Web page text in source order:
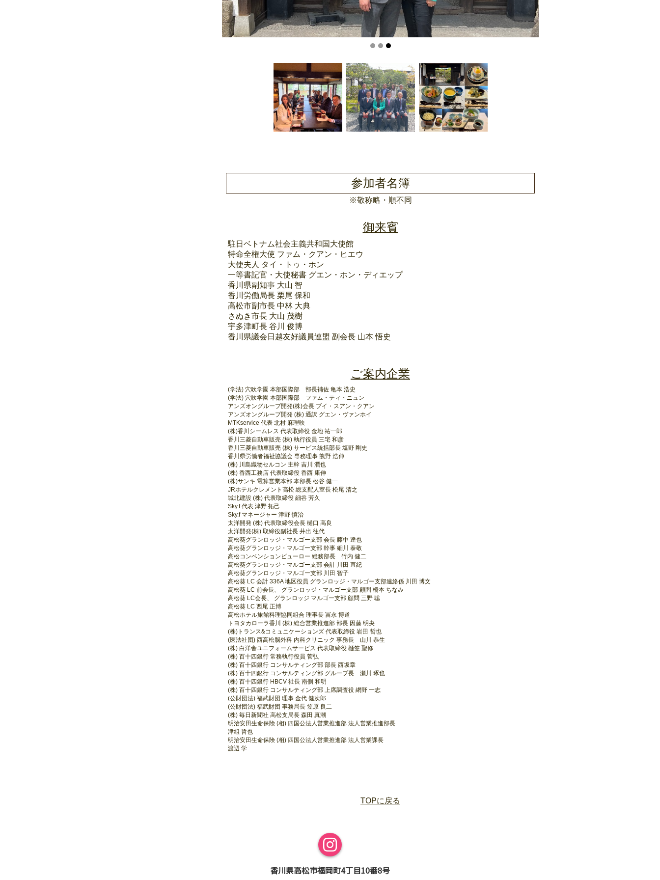
参加者名簿
※敬称略・順不同
御来賓
駐日ベトナム社会主義共和国大使館
特命全権大使 ファム・クアン・ヒエウ
大使夫人 タイ・トゥ・ホン
一等書記官・大使秘書 グエン・ホン・ディエップ
香川県副知事 大山 智
香川労働局長 栗尾 保和
高松市副市長 中林 大典
さぬき市長 大山 茂樹
宇多津町長 谷川 俊博
香川県議会日越友好議員連盟 副会長 山本 悟史
ご案内企業
(学法) 穴吹学園 本部国際部 部長補佐 亀本 浩史
(学法) 穴吹学園 本部国際部 ファム・ティ・ニュン
アンズオングループ開発(株)会長 ブイ・スアン・クアン
アンズオングループ開発 (株) 通訳 グエン・ヴァンホイ
MTKservice 代表 北村 麻理映
(株)香川シームレス 代表取締役 金地 祐一郎
香川三菱自動車販売 (株) 執行役員 三宅 和彦
香川三菱自動車販売 (株) サービス統括部長 塩野 剛史
香川県労働者福祉協議会 専務理事 熊野 浩伸
(株) 川島織物セルコン 主幹 吉川 潤也
(株) 香西工務店 代表取締役 香西 康伸
(株)サンキ 電算営業本部 本部長 松谷 健一
JRホテルクレメント高松 総支配人室長 松尾 清之
城北建設 (株) 代表取締役 細谷 芳久
Sky.f 代表 津野 拓己
Sky.f マネージャー 津野 慎治
太洋開発 (株) 代表取締役会長 樋口 高良
太洋開発(株) 取締役副社長 井出 往代
高松葵グランロッジ・マルゴー支部 会長 藤中 達也
高松葵グランロッジ・マルゴー支部 幹事 細川 泰敬
高松コンベンションビューロー 総務部長 竹内 健二
高松葵グランロッジ・マルゴー支部 会計 川田 直紀
高松葵グランロッジ・マルゴー支部 川田 智子
高松葵 LC 会計 336A 地区役員 グランロッジ・マルゴー支部連絡係 川田 博文
高松葵 LC 前会長、 グランロッジ・マルゴー支部 顧問 橋本 ちなみ
高松葵 LC会長、 グランロッジ マルゴー支部 顧問 三野 聡
高松葵 LC 西尾 正博
高松ホテル旅館料理協同組合 理事長 冨永 博道
トヨタカローラ香川 (株) 総合営業推進部 部長 因藤 明央
(株)トランス&コミュニケーションズ 代表取締役 岩田 哲也
(医法社団) 西高松脳外科 内科クリニック 事務長 山川 恭生
(株) 白洋舎ユニフォームサービス 代表取締役 樋笠 聖修
(株) 百十四銀行 常務執行役員 菅弘
(株) 百十四銀行 コンサルティング部 部長 西坂章
(株) 百十四銀行 コンサルティング部 グループ長 瀬川 琢也
(株) 百十四銀行 HBCV 社長 南側 和明
(株) 百十四銀行 コンサルティング部 上席調査役 網野 一志
(公財団法) 福武財団 理事 金代 健次郎
(公財団法) 福武財団 事務局長 笠原 良二
(株) 毎日新聞社 高松支局長 森田 真潮
明治安田生命保険 (相) 四国公法人営業推進部 法人営業推進部長
津組 哲也
明治安田生命保険 (相) 四国公法人営業推進部 法人営業課長
渡辺 学
TOPに戻る
香川県高松市福岡町4丁目10番8号